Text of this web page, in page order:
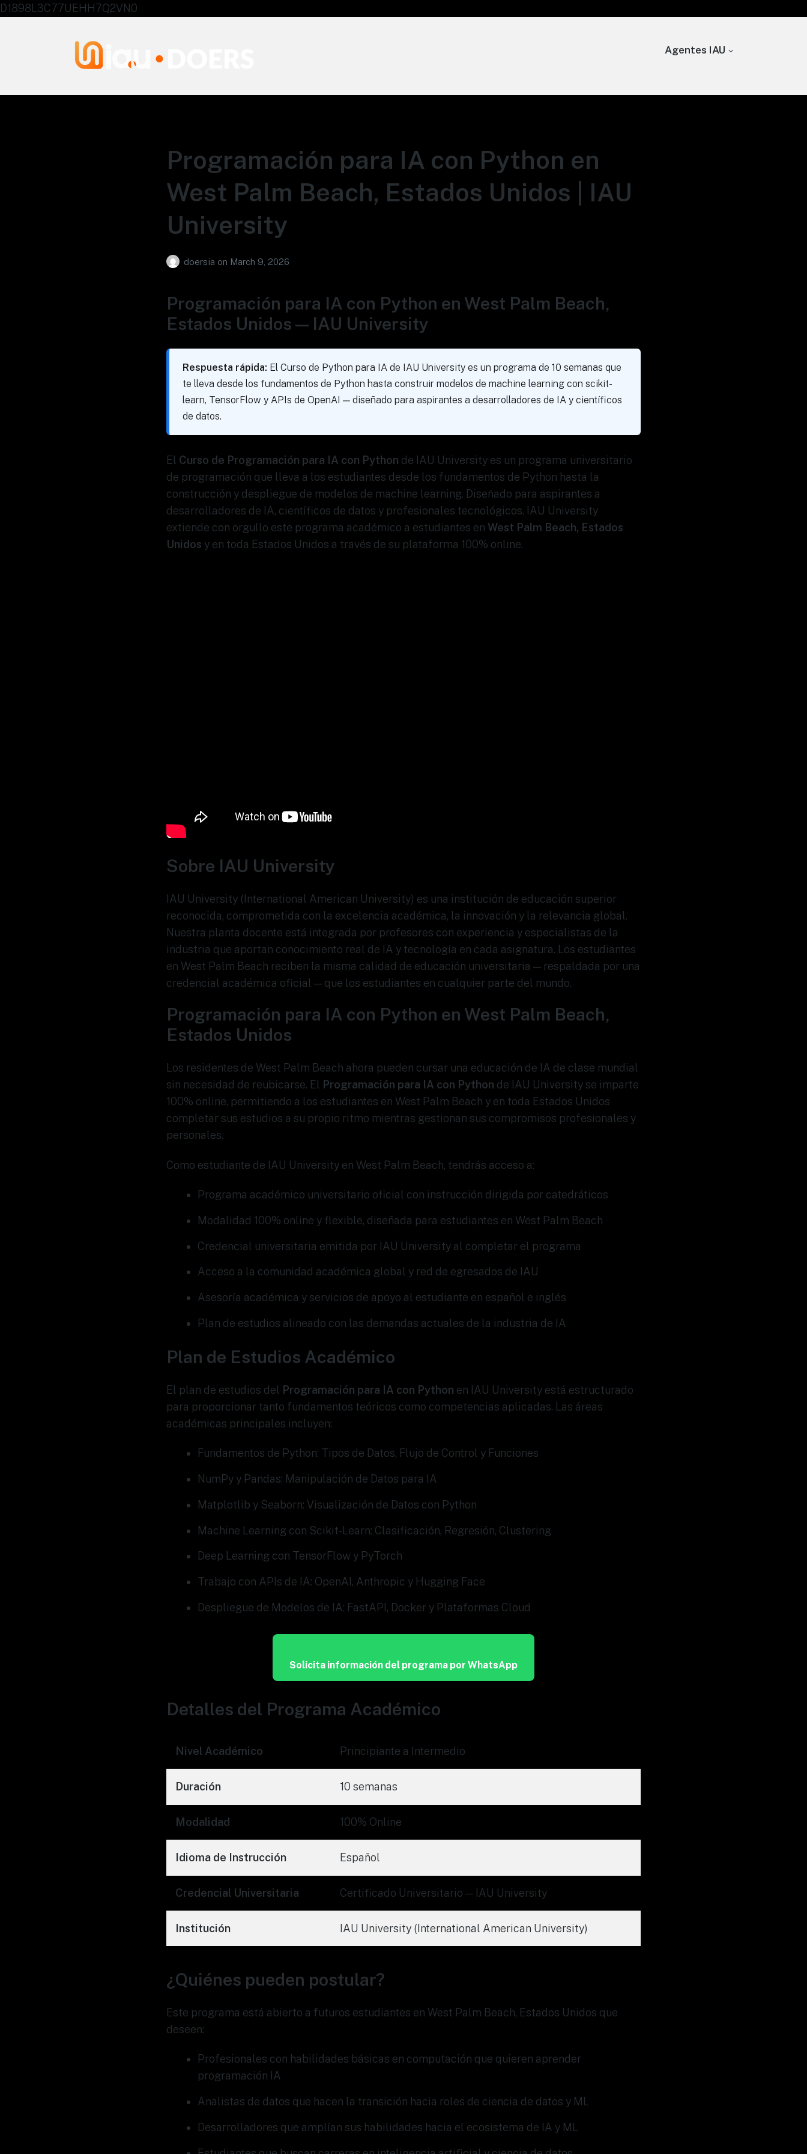
D1898L3C77UEHH7Q2VN0
Agentes IA University
Agentes IAU
Programación para IA con Python en
West Palm Beach, Estados Unidos | IAU
University
doersia on March 9, 2026
Programación para IA con Python en West Palm Beach,
Estados Unidos — IAU University
Respuesta rápida: El Curso de Python para IA de IAU University es un programa de 10 semanas que
te lleva desde los fundamentos de Python hasta construir modelos de machine learning con scikit-
learn, TensorFlow y APIs de OpenAI — diseñado para aspirantes a desarrolladores de IA y científicos
de datos.
El Curso de Programación para IA con Python de IAU University es un programa universitario
de programación que lleva a los estudiantes desde los fundamentos de Python hasta la
construcción y despliegue de modelos de machine learning. Diseñado para aspirantes a
desarrolladores de IA, científicos de datos y profesionales tecnológicos. IAU University
extiende con orgullo este programa académico a estudiantes en West Palm Beach, Estados
Unidos y en toda Estados Unidos a través de su plataforma 100% online.
Sobre IAU University
IAU University (International American University) es una institución de educación superior
reconocida, comprometida con la excelencia académica, la innovación y la relevancia global.
Nuestra planta docente está integrada por profesores con experiencia y especialistas de la
industria que aportan conocimiento real de IA y tecnología en cada asignatura. Los estudiantes
en West Palm Beach reciben la misma calidad de educación universitaria — respaldada por una
credencial académica oficial — que los estudiantes en cualquier parte del mundo.
Programación para IA con Python en West Palm Beach,
Estados Unidos
Los residentes de West Palm Beach ahora pueden cursar una educación de IA de clase mundial
sin necesidad de reubicarse. El
Programación para IA con Python de IAU University se imparte
100% online, permitiendo a los estudiantes en West Palm Beach y en toda Estados Unidos
completar sus estudios a su propio ritmo mientras gestionan sus compromisos profesionales y
personales.
Como estudiante de IAU University en West Palm Beach, tendrás acceso a:
Programa académico universitario oficial con instrucción dirigida por catedráticos
Modalidad 100% online y flexible, diseñada para estudiantes en West Palm Beach
Credencial universitaria emitida por IAU University al completar el programa
Acceso a la comunidad académica global y red de egresados de IAU
Asesoría académica y servicios de apoyo al estudiante en español e inglés
Plan de estudios alineado con las demandas actuales de la industria de IA
Plan de Estudios Académico
El plan de estudios del Programación para IA con Python en IAU University está estructurado
para proporcionar tanto fundamentos teóricos como competencias aplicadas. Las áreas
académicas principales incluyen:
Fundamentos de Python: Tipos de Datos, Flujo de Control y Funciones
NumPy y Pandas: Manipulación de Datos para IA
Matplotlib y Seaborn: Visualización de Datos con Python
Machine Learning con Scikit-Learn: Clasificación, Regresión, Clustering
Deep Learning con TensorFlow y PyTorch
Trabajo con APIs de IA: OpenAI, Anthropic y Hugging Face
Despliegue de Modelos de IA: FastAPI, Docker y Plataformas Cloud
Solicita información del programa por WhatsApp
Detalles del Programa Académico
Nivel Académico Principiante a Intermedio
Duración 10 semanas
Modalidad 100% Online
Idioma de Instrucción Español
Credencial Universitaria Certificado Universitario — IAU University
Institución IAU University (International American University)
¿Quiénes pueden postular?
Este programa está abierto a futuros estudiantes en West Palm Beach, Estados Unidos que
deseen:
Profesionales con habilidades básicas en computación que quieren aprender
programación IA
Analistas de datos que hacen la transición hacia roles de ciencia de datos y ML
Desarrolladores que amplían sus habilidades hacia el ecosistema de IA y ML